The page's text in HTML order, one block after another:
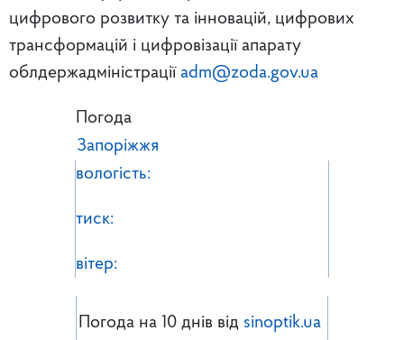
цифрового розвитку та інновацій, цифрових
трансформацій і цифровізації апарату
облдержадміністрації adm@zoda.gov.ua
Погода
Запоріжжя
вологість:
тиск:
вітер:
Погода на 10 днів від sinoptik.ua